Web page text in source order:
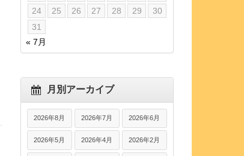
24
25 26 27 28 29
30
31
« 7月
月別アーカイブ
2026年8月 2026年7月 2026年6月
2026年5月 2026年4月 2026年2月